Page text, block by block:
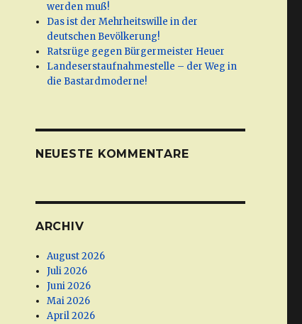
werden muß!
Das ist der Mehrheitswille in der
deutschen Bevölkerung!
Ratsrüge gegen Bürgermeister Heuer
Landeserstaufnahmestelle – der Weg in
die Bastardmoderne!
NEUESTE KOMMENTARE
ARCHIV
August 2026
Juli 2026
Juni 2026
Mai 2026
April 2026